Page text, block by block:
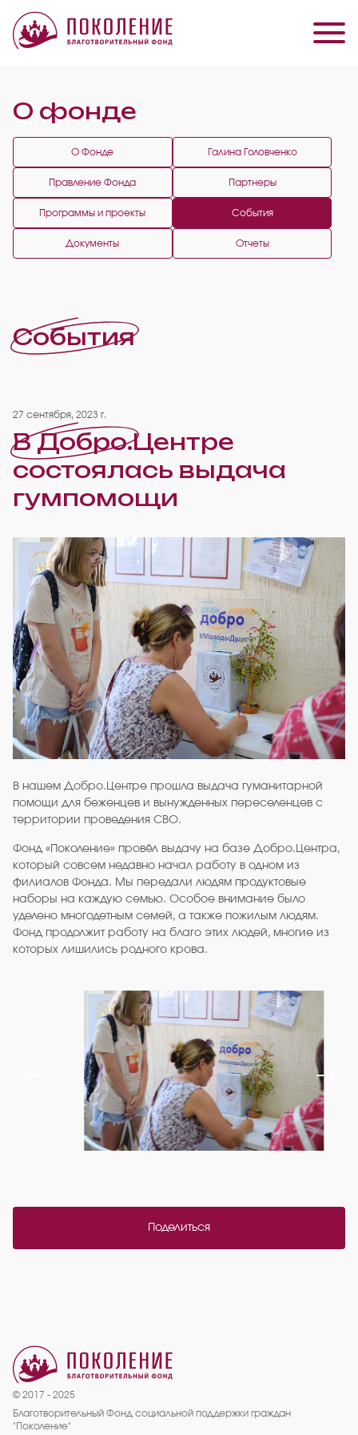
О фонде
О Фонде Галина Головченко
Правление Фонда Партнеры
Программы и проекты События
Документы Отчеты
События
27 сентября, 2023 г.
В Добро.Центре
состоялась выдача
гумпомощи
В нашем Добро.Центре прошла выдача гуманитарной
помощи для беженцев и вынужденных переселенцев с
территории проведения СВО.
Фонд «Поколение» провёл выдачу на базе Добро.Центра,
который совсем недавно начал работу в одном из
филиалов Фонда. Мы передали людям продуктовые
наборы на каждую семью. Особое внимание было
уделено многодетным семей, а также пожилым людям.
Фонд продолжит работу на благо этих людей, многие из
которых лишились родного крова.
Поделиться
© 2017 - 2025
Благотворительный Фонд социальной поддержки граждан
"Поколение"